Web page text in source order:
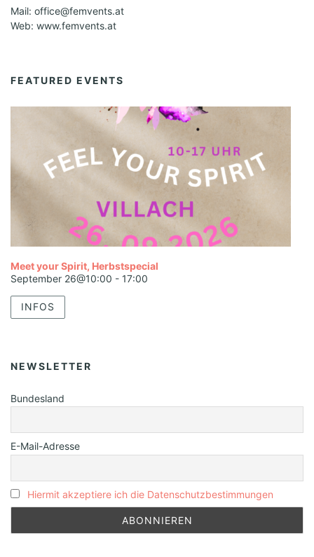
Mail: office@femvents.at
Web: www.femvents.at
FEATURED EVENTS
Meet your Spirit, Herbstspecial
September 26@10:00 - 17:00
INFOS
NEWSLETTER
Bundesland
E-Mail-Adresse
Hiermit akzeptiere ich die Datenschutzbestimmungen